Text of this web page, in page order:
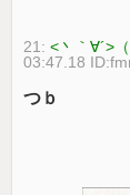
21:<丶｀∀´>
03:47.18
つｂ